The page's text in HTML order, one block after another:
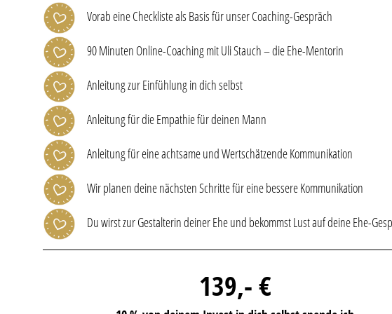
Vorab eine Checkliste als Basis für unser Coaching-Gespräch
90 Minuten Online-Coaching mit Uli Stauch – die Ehe-Mentorin
Anleitung zur Einfühlung in dich selbst
Anleitung für die Empathie für deinen Mann
Anleitung für eine achtsame und Wertschätzende Kommunikation
Wir planen deine nächsten Schritte für eine bessere Kommunikation
Du wirst zur Gestalterin deiner Ehe und bekommst Lust auf deine Ehe-
139,- €